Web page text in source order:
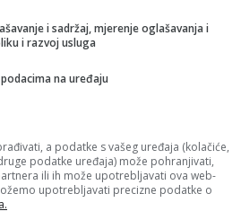
i sadržaj, mjerenje oglašavanja i
i razvoj usluga
na uređaju
a podatke s vašeg uređaja (kolačiće,
podatke uređaja) može pohranjivati,
ili ih može upotrebljavati ova web-
upotrebljavati precizne podatke o